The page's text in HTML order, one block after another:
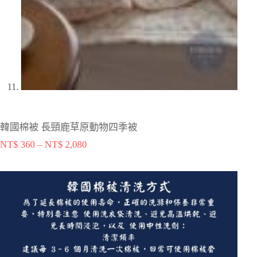
韓國棉被 長頸鹿草原動物四季被
NT$ 360 – NT$ 2,080